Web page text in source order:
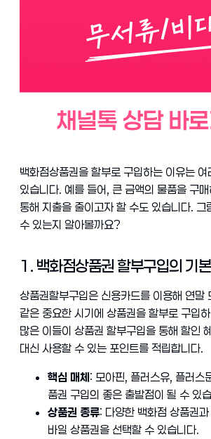
백화점상품권을 할부로 구입하는 이유는
있습니다. 예를 들어, 큰 금액의 물품을 구
통해 지출을 줄이고자 할 수도 있습니다. 그
수 있는지 알아볼까요?
1. 백화점상품권 할부구입의 기
상품권할부구입은 신용카드를 이용해 연말
같은 중요한 시기에 상품권을 할부로 구입
많은 이들이 상품권 할부구입을 통해 할인
대신 사용할 수 있는 포인트를 적립합니다.
핵심 매체: 모아핀, 플러스유, 플러스
품권 구입의 좋은 출발점이 될 수 있
상품권 종류: 다양한 백화점 상품권
바일 상품권을 선택할 수 있습니다.